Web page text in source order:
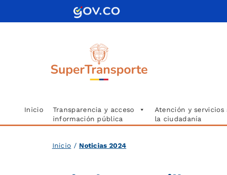
Inicio
Transparencia y acceso
información pública
Atención y servicios
la ciudadanía
Inicio / Noticias 2024